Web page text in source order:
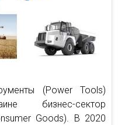
(Power Tools)
бизнес-сектор
Goods). В 2020